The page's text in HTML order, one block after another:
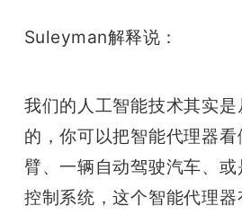
机
Suleyman解释说：
我们的人工智能技术其实
的，你可以把智能代理器
臂、一辆自动驾驶汽车、
控制系统，这个智能代理